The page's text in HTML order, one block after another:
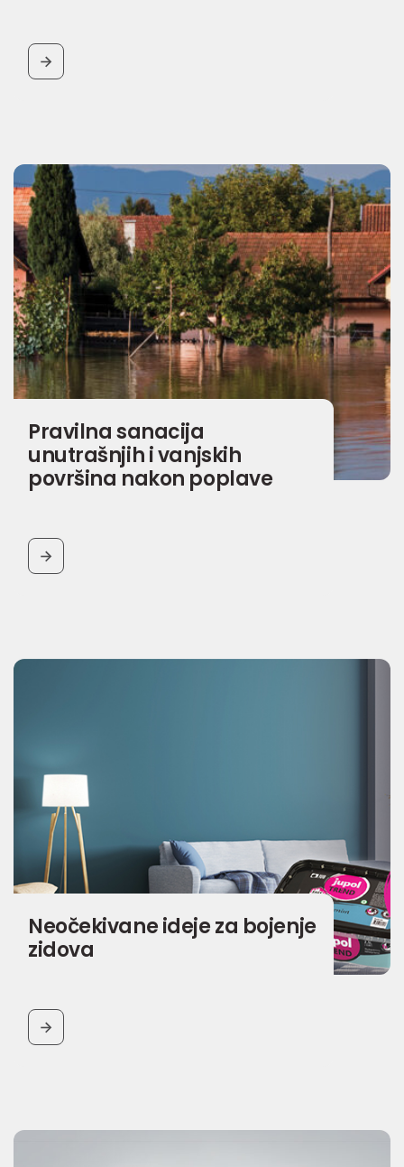
BUTTON
Pravilna sanacija
unutrašnjih i vanjskih
površina nakon poplave
BUTTON
Neočekivane ideje za bojenje
zidova
BUTTON